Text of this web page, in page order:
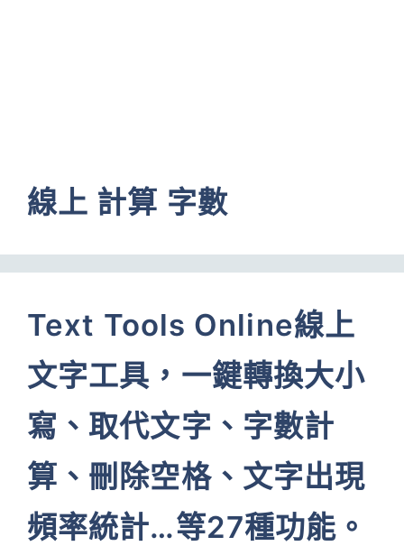
線上 計算 字數
Text Tools Online線上
文字工具，一鍵轉換大小
寫、取代文字、字數計
算、刪除空格、文字出現
頻率統計…等27種功能。